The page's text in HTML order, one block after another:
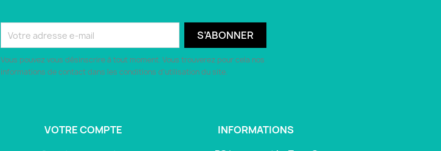
Vous pouvez vous désinscrire à tout moment. Vous trouverez pour cela nos
informations de contact dans les conditions d'utilisation du site.
VOTRE COMPTE INFORMATIONS